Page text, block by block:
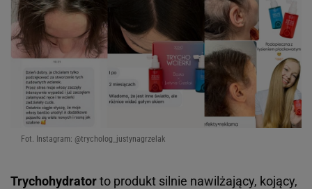
Fot. Instagram: @trycholog_justynagrzelak
Trychohydratorto produkt silnie nawilżający, kojący,